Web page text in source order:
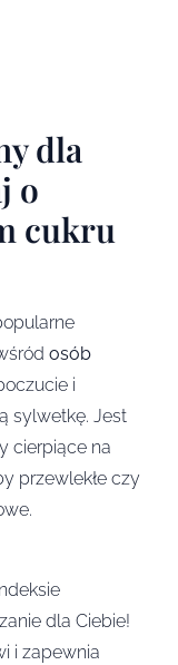
dla
o
cukru
osób
i
sylwetkę. Jest
cierpiące na
przewlekłe czy
dla Ciebie!
i zapewnia